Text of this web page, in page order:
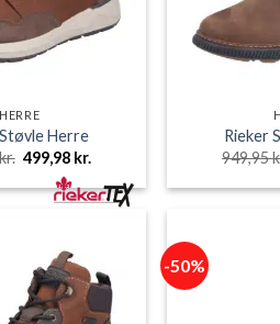
HERRE
Herre
Den
oprindelige
pris
499,98 kr.
pris
er:
Rieker
949,95
-50%